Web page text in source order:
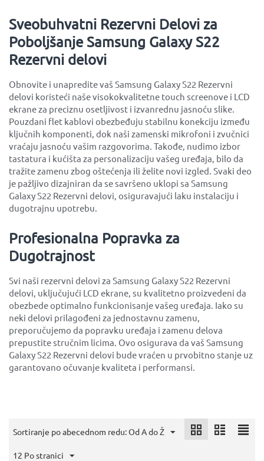
Sveobuhvatni Rezervni Delovi za
Poboljšanje Samsung Galaxy S22
Rezervni delovi
Obnovite i unapredite vaš Samsung Galaxy S22 Rezervni
delovi koristeći naše visokokvalitetne touch screenove i LCD
ekrane za preciznu osetljivost i izvanrednu jasnoću slike.
Pouzdani flet kablovi obezbeđuju stabilnu konekciju između
ključnih komponenti, dok naši zamenski mikrofoni i zvučnici
vraćaju jasnoću vašim razgovorima. Takođe, nudimo izbor
tastatura i kućišta za personalizaciju vašeg uređaja, bilo da
tražite zamenu zbog oštećenja ili želite novi izgled. Svaki deo
je pažljivo dizajniran da se savršeno uklopi sa Samsung
Galaxy S22 Rezervni delovi, osiguravajući laku instalaciju i
dugotrajnu upotrebu.
Profesionalna Popravka za
Dugotrajnost
Svi naši rezervni delovi za Samsung Galaxy S22 Rezervni
delovi, uključujući LCD ekrane, su kvalitetno proizvedeni da
obezbede optimalno funkcionisanje vašeg uređaja. Iako su
neki delovi prilagođeni za jednostavnu zamenu,
preporučujemo da popravku uređaja i zamenu delova
prepustite stručnim licima. Ovo osigurava da vaš Samsung
Galaxy S22 Rezervni delovi bude vraćen u prvobitno stanje uz
garantovano očuvanje kvaliteta i performansi.
Sortiranje po abecednom redu: Od A do Ž
12 Po stranici